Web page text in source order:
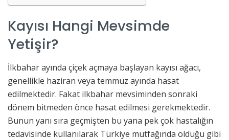
Kayısı Hangi Mevsimde
Yetişir?
İlkbahar ayında çiçek açmaya başlayan kayısı ağacı,
genellikle haziran veya temmuz ayında hasat
edilmektedir. Fakat ilkbahar mevsiminden sonraki
dönem bitmeden önce hasat edilmesi gerekmektedir.
Bunun yanı sıra geçmişten bu yana pek çok hastalığın
tedavisinde kullanılarak Türkiye mutfağında olduğu gibi